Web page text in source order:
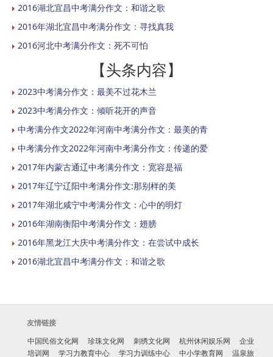
2016湖北宜昌中考满分作文：和谐之歌
2016年湖北宜昌中考满分作文：寻找真我
2016河北中考满分作文：死不可怕
【头条内容】
2023中考满分作文：最美不过花木兰
2023中考满分作文：倾听花开的声音
中考满分作文2022年河南中考满分作文：最美的青
中考满分作文2022年河南中考满分作文：传递的爱
2017年内蒙古通辽中考满分作文：宽容是福
2017年辽宁辽阳中考满分作文:那别样的美
2017年湖北咸宁中考满分作文：心中的明灯
2016年湖南衡阳中考满分作文：翅膀
2016年黑龙江大庆中考满分作文：在尝试中成长
2016湖北宜昌中考满分作文：和谐之歌
友情链接
中国民俗文化网
珍珠文化网 刺绣文化网 杭州休闲娱乐网
企业
培训网
学习力教育中心 学习力训练中心 中小学教育网 温泉旅